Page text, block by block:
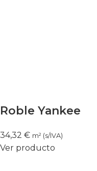
Roble Yankee
34,32 € m² (s/IVA)
Ver producto